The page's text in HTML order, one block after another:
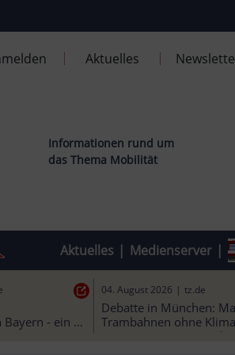
Aktuelles
Informationen rund um
das Thema Mobilität
Aktuelles Medienserver
- ein
04. August 2026 | tz.de
Debatte in München:
Trambahnen ohne
„muss garantiert werden“